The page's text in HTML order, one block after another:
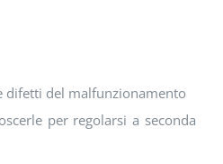
difetti del malfunzionamento
per regolarsi a seconda